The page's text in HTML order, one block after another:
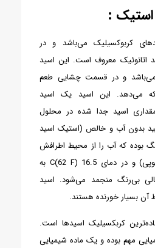
استیک :
کربوکسیلیک می‌باشد و در
اتانوئیک معروف است. این اسید
می‌باشد و در قسمت چشایی طعم
می‌دهد. این اسید یک اسید
اسید جدا شده در محلول
بدون آب و خالص (استیک اسید
بوده که آب را از محیط اطرافش
جذب می‌کند (هیگروسکوپی) و در دمای 16.5 C(62 F) به
بی‌رنگ منجمد می‌شود. اسید
بسیار خورنده هستند.
کربکسیلیک اسیدها است.
مهم بوده و یک ماده شیمیایی